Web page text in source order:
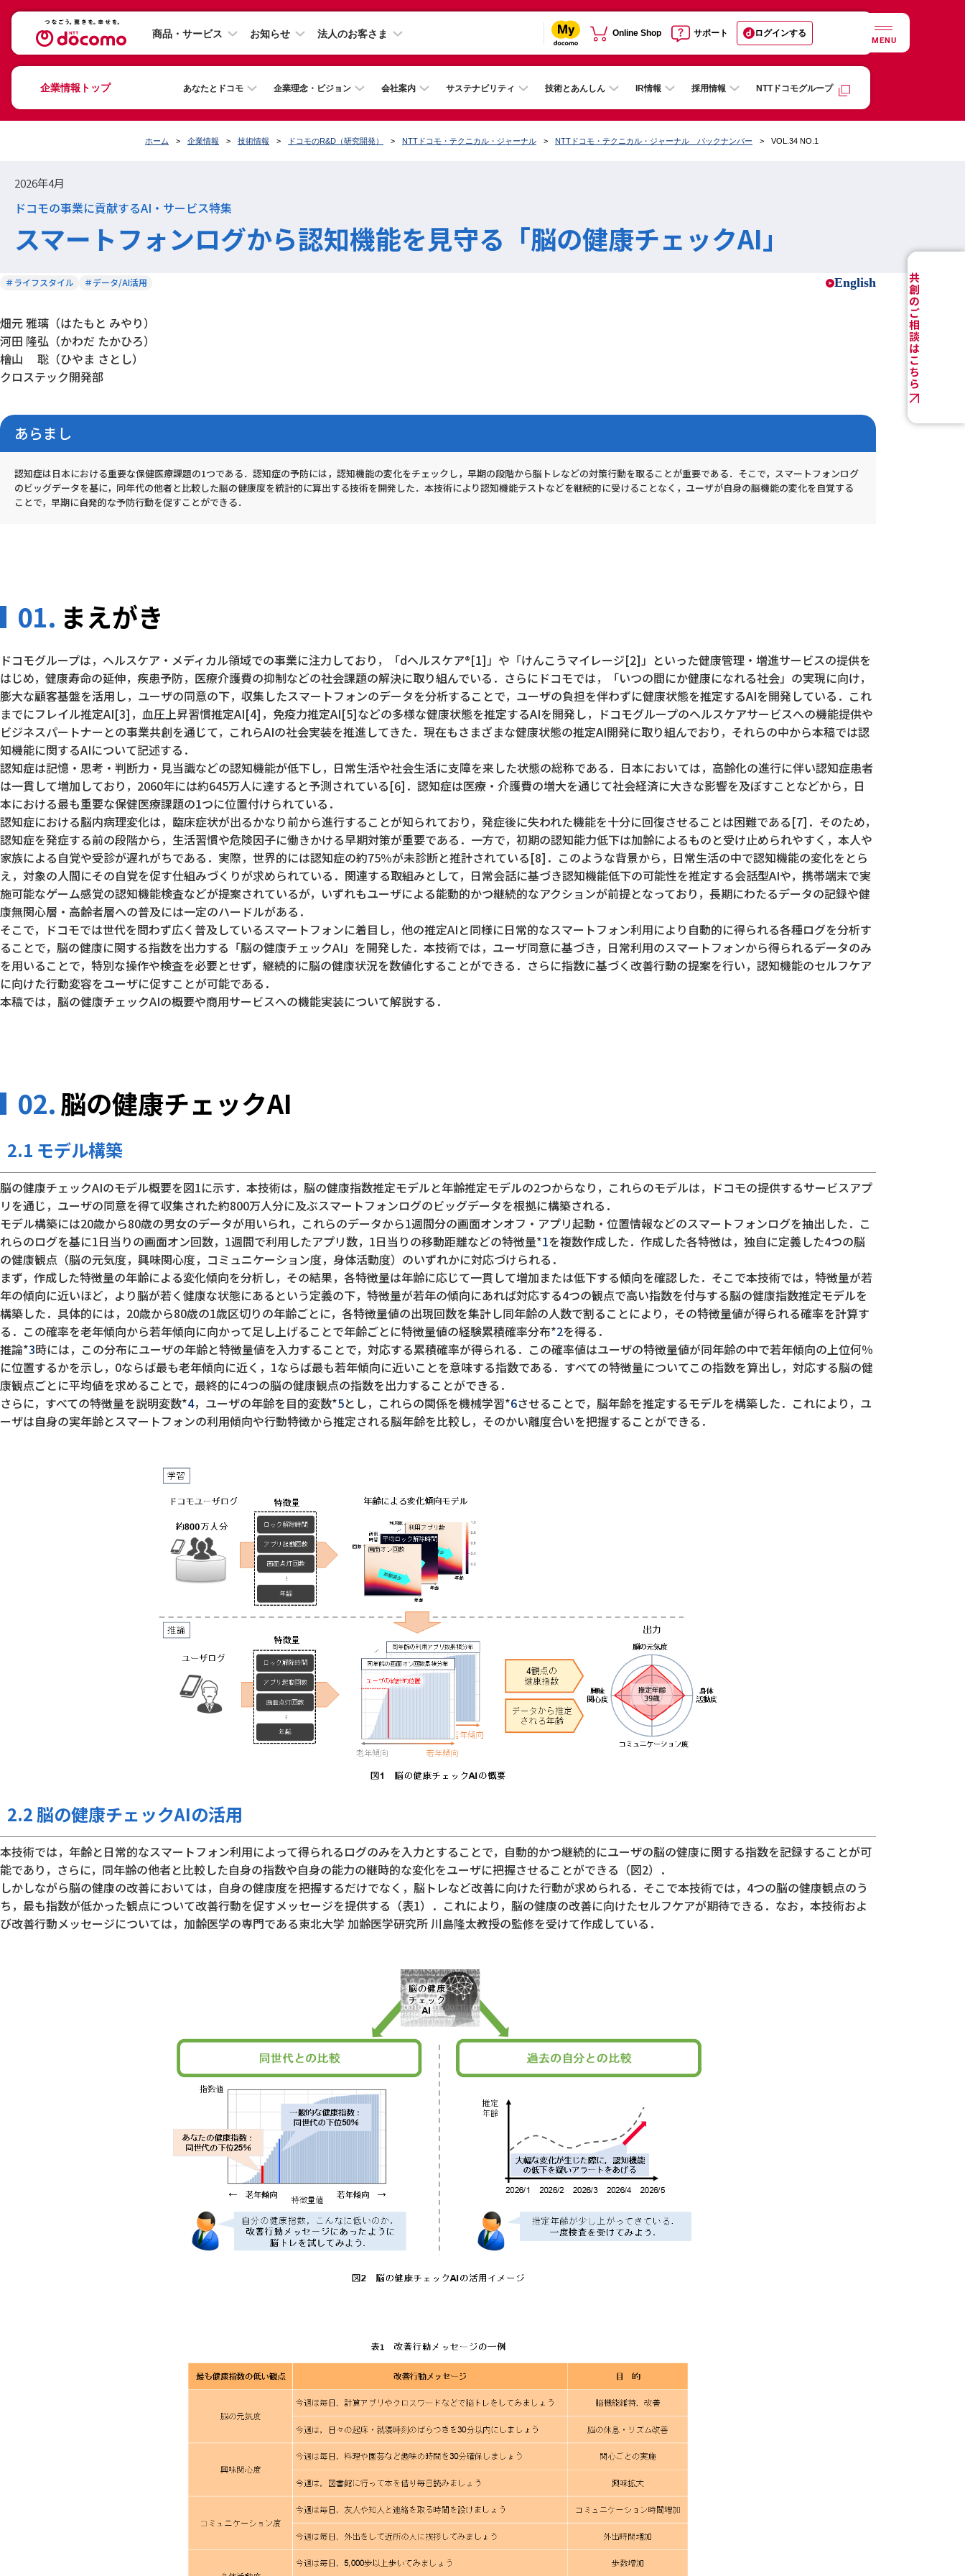
商品・サービス お知らせ 法人のお客さま Online Shop サポート ログインする
MENU
企業情報トップ あなたとドコモ 企業理念・ビジョン 会社案内 サステナビリティ 技術とあんしん IR情報 採用情報 NTTドコモグループ
ホーム 企業情報 技術情報 ドコモのR&D（研究開発） NTTドコモ・テクニカル・ジャーナル NTTドコモ・テクニカル・ジャーナル バックナンバー VOL.34 NO.1
2026年4月
ドコモの事業に貢献するAI・サービス特集
スマートフォンログから認知機能を見守る「脳の健康チェックAI」
＃ライフスタイル ＃データ/AI活用 English
畑元 雅璃（はたもと みやり）
河田 隆弘（かわだ たかひろ）
檜山 聡（ひやま さとし）
クロステック開発部
あらまし
認知症は日本における重要な保健医療課題の1つである．認知症の予防には，認知機能の変化をチェックし，早期の段階から脳トレなどの対策行動を取ることが重要である．そこで，スマートフォンログ
のビッグデータを基に，同年代の他者と比較した脳の健康度を統計的に算出する技術を開発した．本技術により認知機能テストなどを継続的に受けることなく，ユーザが自身の脳機能の変化を自覚する
ことで，早期に自発的な予防行動を促すことができる．
01. まえがき
ドコモグループは，ヘルスケア・メディカル領域での事業に注力しており，「dヘルスケア®[1]」や「けんこうマイレージ[2]」といった健康管理・増進サービスの提供を
はじめ，健康寿命の延伸，疾患予防，医療介護費の抑制などの社会課題の解決に取り組んでいる．さらにドコモでは，「いつの間にか健康になれる社会」の実現に向け，
膨大な顧客基盤を活用し，ユーザの同意の下，収集したスマートフォンのデータを分析することで，ユーザの負担を伴わずに健康状態を推定するAIを開発している．これ
までにフレイル推定AI[3]，血圧上昇習慣推定AI[4]，免疫力推定AI[5]などの多様な健康状態を推定するAIを開発し，ドコモグループのヘルスケアサービスへの機能提供や
ビジネスパートナーとの事業共創を通じて，これらAIの社会実装を推進してきた．現在もさまざまな健康状態の推定AI開発に取り組んでおり，それらの中から本稿では認
知機能に関するAIについて記述する．
認知症は記憶・思考・判断力・見当識などの認知機能が低下し，日常生活や社会生活に支障を来した状態の総称である．日本においては，高齢化の進行に伴い認知症患者
は一貫して増加しており，2060年には約645万人に達すると予測されている[6]．認知症は医療・介護費の増大を通じて社会経済に大きな影響を及ぼすことなどから，日
本における最も重要な保健医療課題の1つに位置付けられている．
認知症における脳内病理変化は，臨床症状が出るかなり前から進行することが知られており，発症後に失われた機能を十分に回復させることは困難である[7]．そのため，
認知症を発症する前の段階から，生活習慣や危険因子に働きかける早期対策が重要である．一方で，初期の認知能力低下は加齢によるものと受け止められやすく，本人や
家族による自覚や受診が遅れがちである．実際，世界的には認知症の約75％が未診断と推計されている[8]．このような背景から，日常生活の中で認知機能の変化をとら
え，対象の人間にその自覚を促す仕組みづくりが求められている．関連する取組みとして，日常会話に基づき認知機能低下の可能性を推定する会話型AIや，携帯端末で実
施可能なゲーム感覚の認知機能検査などが提案されているが，いずれもユーザによる能動的かつ継続的なアクションが前提となっており，長期にわたるデータの記録や健
康無関心層・高齢者層への普及には一定のハードルがある．
そこで，ドコモでは世代を問わず広く普及しているスマートフォンに着目し，他の推定AIと同様に日常的なスマートフォン利用により自動的に得られる各種ログを分析す
ることで，脳の健康に関する指数を出力する「脳の健康チェックAI」を開発した．本技術では，ユーザ同意に基づき，日常利用のスマートフォンから得られるデータのみ
を⽤いることで，特別な操作や検査を必要とせず，継続的に脳の健康状況を数値化することができる．さらに指数に基づく改善行動の提案を行い，認知機能のセルフケア
に向けた行動変容をユーザに促すことが可能である．
本稿では，脳の健康チェックAIの概要や商用サービスへの機能実装について解説する．
02.脳の健康チェックAI
2.1 モデル構築
脳の健康チェックAIのモデル概要を図1に示す．本技術は，脳の健康指数推定モデルと年齢推定モデルの2つからなり，これらのモデルは，ドコモの提供するサービスアプ
リを通じ，ユーザの同意を得て収集された約800万人分に及ぶスマートフォンログのビッグデータを根拠に構築される．
モデル構築には20歳から80歳の男女のデータが用いられ，これらのデータから1週間分の画面オンオフ・アプリ起動・位置情報などのスマートフォンログを抽出した．こ
れらのログを基に1日当りの画面オン回数，1週間で利用したアプリ数，1日当りの移動距離などの特徴量*1を複数作成した．作成した各特徴は，独自に定義した4つの脳
の健康観点（脳の元気度，興味関心度，コミュニケーション度，身体活動度）のいずれかに対応づけられる．
まず，作成した特徴量の年齢による変化傾向を分析し，その結果，各特徴量は年齢に応じて一貫して増加または低下する傾向を確認した．そこで本技術では，特徴量が若
年の傾向に近いほど，より脳が若く健康な状態にあるという定義の下，特徴量が若年の傾向にあれば対応する4つの観点で高い指数を付与する脳の健康指数推定モデルを
構築した．具体的には，20歳から80歳の1歳区切りの年齢ごとに，各特徴量値の出現回数を集計し同年齢の人数で割ることにより，その特徴量値が得られる確率を計算す
る．この確率を老年傾向から若年傾向に向かって足し上げることで年齢ごとに特徴量値の経験累積確率分布*2を得る．
推論*3時には，この分布にユーザの年齢と特徴量値を入力することで，対応する累積確率が得られる．この確率値はユーザの特徴量値が同年齢の中で若年傾向の上位何％
に位置するかを示し，0ならば最も老年傾向に近く，1ならば最も若年傾向に近いことを意味する指数である．すべての特徴量についてこの指数を算出し，対応する脳の健
康観点ごとに平均値を求めることで，最終的に4つの脳の健康観点の指数を出力することができる．
さらに，すべての特徴量を説明変数*4，ユーザの年齢を目的変数*5とし，これらの関係を機械学習*6させることで，脳年齢を推定するモデルを構築した．これにより，ユ
ーザは自身の実年齢とスマートフォンの利用傾向や行動特徴から推定される脳年齢を比較し，そのかい離度合いを把握することができる．
2.2 脳の健康チェックAIの活用
本技術では，年齢と日常的なスマートフォン利用によって得られるログのみを入力とすることで，自動的かつ継続的にユーザの脳の健康に関する指数を記録することが可
能であり，さらに，同年齢の他者と比較した自身の指数や自身の能力の継時的な変化をユーザに把握させることができる（図2）．
しかしながら脳の健康の改善においては，自身の健康度を把握するだけでなく，脳トレなど改善に向けた行動が求められる．そこで本技術では，4つの脳の健康観点のう
ち，最も指数が低かった観点について改善行動を促すメッセージを提供する（表1）．これにより，脳の健康の改善に向けたセルフケアが期待できる．なお，本技術およ
び改善行動メッセージについては，加齢医学の専門である東北大学 加齢医学研究所 川島隆太教授の監修を受けて作成している．